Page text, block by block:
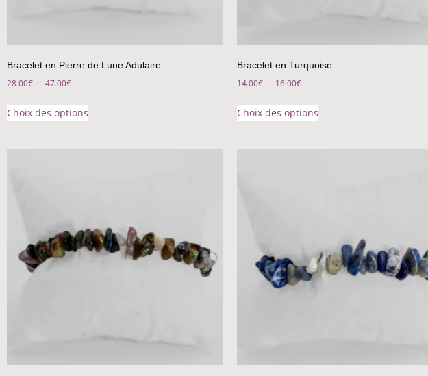
Bracelet en Pierre de Lune Adulaire
28.00€ – 47.00€
Choix des options
Bracelet en Turquoise
14.00€ – 16.00€
Choix des options